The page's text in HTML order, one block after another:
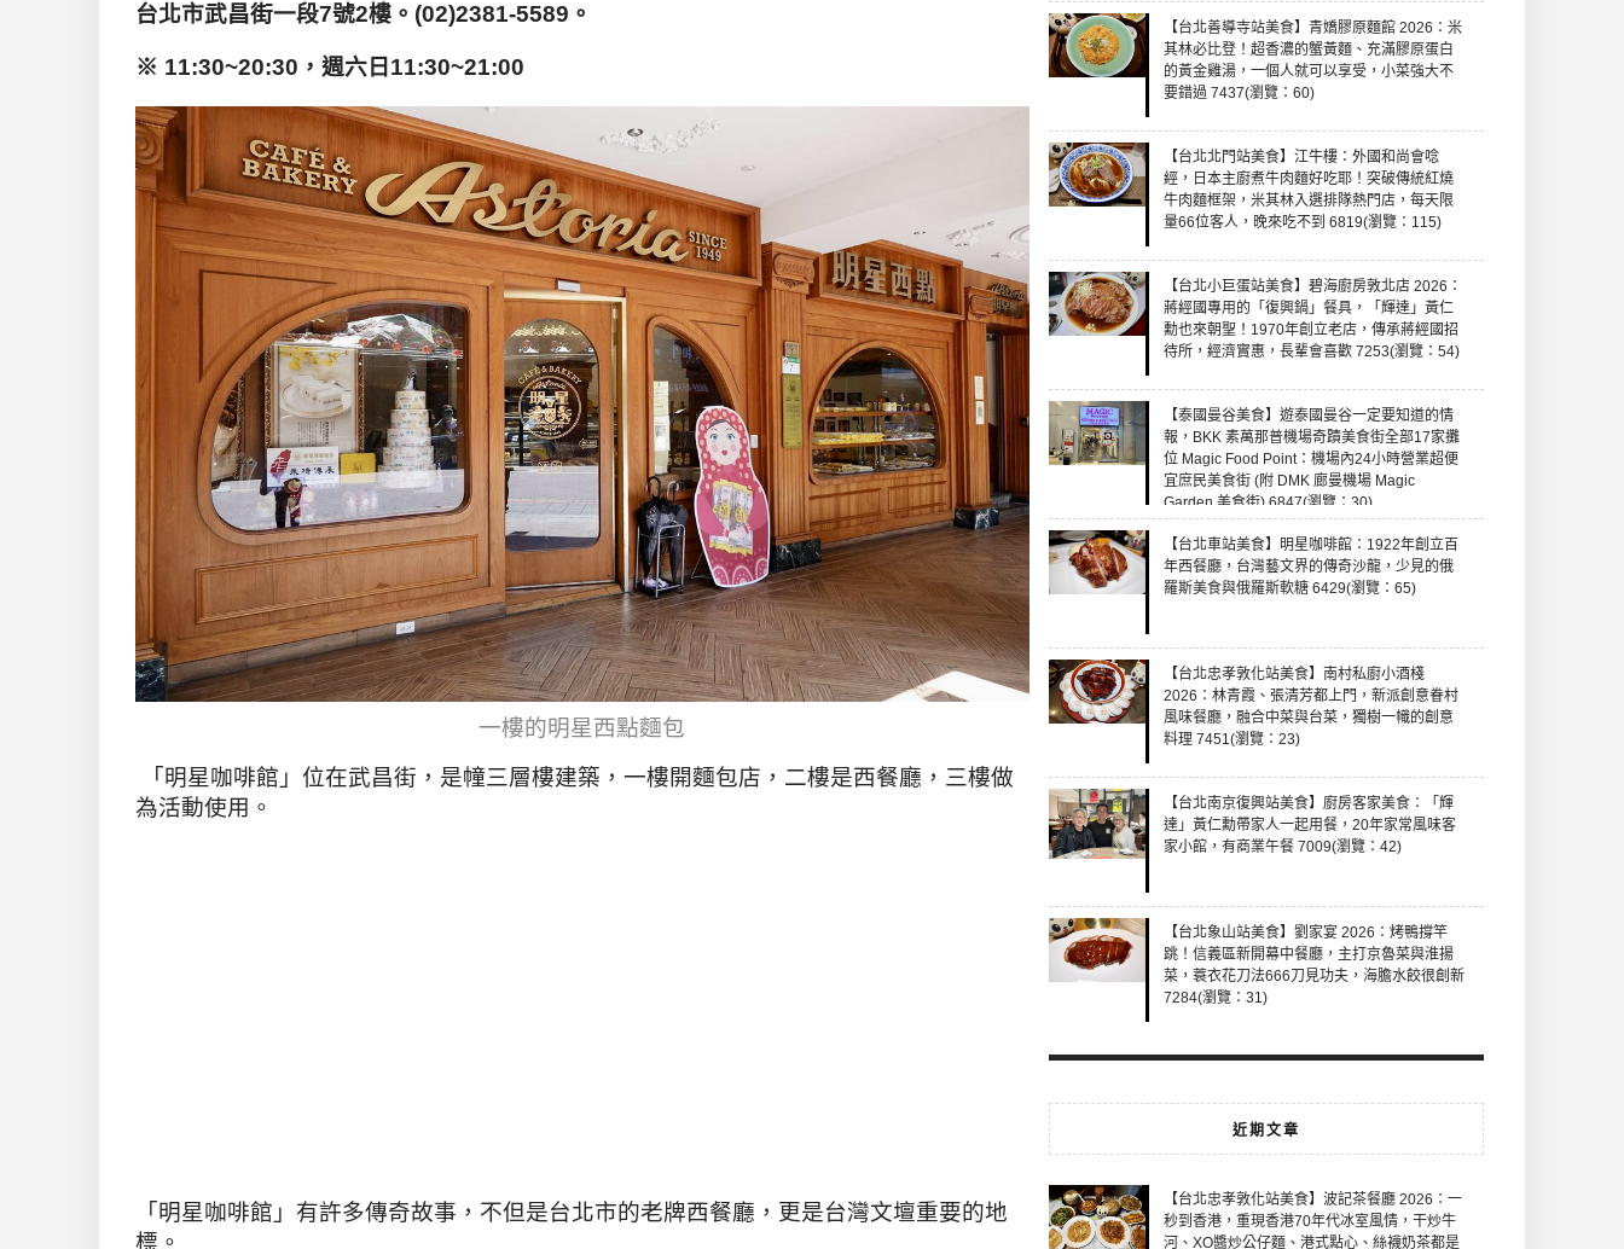
台北市武昌街一段7號2樓。(02)2381-5589。
※ 11:30~20:30，週六日11:30~21:00
一樓的明星西點麵包
「明星咖啡館」位在武昌街，是幢三層樓建築，一樓開麵包店，二樓是西餐廳，三樓做
為活動使用。
「明星咖啡館」 有許多傳奇故事 ， 不但是台北市的老牌西餐廳，更是台灣文壇重要的地
標。
【台北善導寺站美食】青嬌膠原麵館 2026：米
其林必比登！超香濃的蟹黃麵、充滿膠原蛋白
的黃金雞湯，一個人就可以享受，小菜強大不
要錯過 7437(瀏覽：60)
【台北北門站美食】江牛樓：外國和尚會唸
經，日本主廚煮牛肉麵好吃耶！突破傳統紅燒
牛肉麵框架，米其林入選排隊熱門店，每天限
量66位客人，晚來吃不到 6819(瀏覽：115)
【台北小巨蛋站美食】碧海廚房敦北店 2026：
蔣經國專用的「復興鍋」餐具，「輝達」黃仁
勳也來朝聖！1970年創立老店，傳承蔣經國招
待所，經濟實惠，長輩會喜歡 7253(瀏覽：54)
【泰國曼谷美食】遊泰國曼谷一定要知道的情
報，BKK 素萬那普機場奇蹟美食街全部17家攤
位 Magic Food Point：機場內24小時營業超便
宜庶民美食街 (附 DMK 廊曼機場 Magic
Garden 美食街) 6847(瀏覽：30)
【台北車站美食】明星咖啡館：1922年創立百
年西餐廳，台灣藝文界的傳奇沙龍，少見的俄
羅斯美食與俄羅斯軟糖 6429(瀏覽：65)
【台北忠孝敦化站美食】南村私廚小酒棧
2026：林青霞、張清芳都上門，新派創意眷村
風味餐廳，融合中菜與台菜，獨樹一幟的創意
料理 7451(瀏覽：23)
【台北南京復興站美食】廚房客家美食：「輝
達」黃仁勳帶家人一起用餐，20年家常風味客
家小館，有商業午餐 7009(瀏覽：42)
【台北象山站美食】劉家宴 2026：烤鴨撐竿
跳！信義區新開幕中餐廳，主打京魯菜與淮揚
菜，蓑衣花刀法666刀見功夫，海膽水餃很創新
7284(瀏覽：31)
近期文章
【台北忠孝敦化站美食】波記茶餐廳 2026：一
秒到香港，重現香港70年代冰室風情，干炒牛
河、XO醬炒公仔麵、港式點心、絲襪奶茶都是